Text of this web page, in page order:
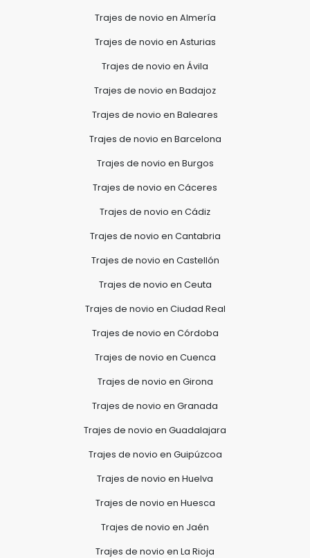
Trajes de novio en Almería
Trajes de novio en Asturias
Trajes de novio en Ávila
Trajes de novio en Badajoz
Trajes de novio en Baleares
Trajes de novio en Barcelona
Trajes de novio en Burgos
Trajes de novio en Cáceres
Trajes de novio en Cádiz
Trajes de novio en Cantabria
Trajes de novio en Castellón
Trajes de novio en Ceuta
Trajes de novio en Ciudad Real
Trajes de novio en Córdoba
Trajes de novio en Cuenca
Trajes de novio en Girona
Trajes de novio en Granada
Trajes de novio en Guadalajara
Trajes de novio en Guipúzcoa
Trajes de novio en Huelva
Trajes de novio en Huesca
Trajes de novio en Jaén
Trajes de novio en La Rioja